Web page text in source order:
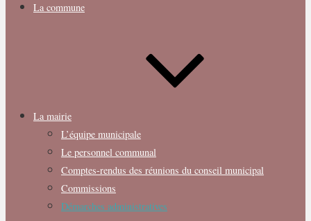
La commune
La mairie
L’équipe municipale
Le personnel communal
Comptes-rendus des réunions du conseil municipal
Commissions
Démarches administratives